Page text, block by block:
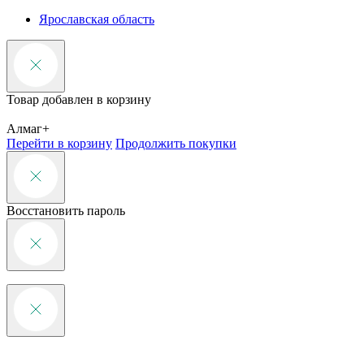
Ярославская область
Товар добавлен в корзину
Алмаг+
Перейти в корзину Продолжить покупки
Восстановить пароль